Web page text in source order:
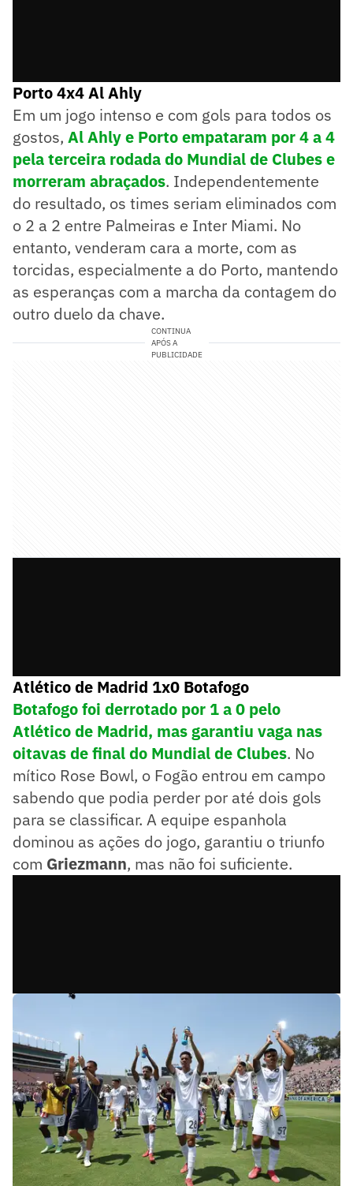
Porto 4x4 Al Ahly
Em um jogo intenso e com gols para todos os
gostos, Al Ahly e Porto empataram por 4 a 4
pela terceira rodada do Mundial de Clubes e
morreram abraçados. Independentemente
do resultado, os times seriam eliminados com
o 2 a 2 entre Palmeiras e Inter Miami. No
entanto, venderam cara a morte, com as
torcidas, especialmente a do Porto, mantendo
as esperanças com a marcha da contagem do
outro duelo da chave.
CONTINUA
APÓS A
PUBLICIDADE
Atlético de Madrid 1x0 Botafogo
Botafogo foi derrotado por 1 a 0 pelo
Atlético de Madrid, mas garantiu vaga nas
oitavas de final do Mundial de Clubes. No
mítico Rose Bowl, o Fogão entrou em campo
sabendo que podia perder por até dois gols
para se classificar. A equipe espanhola
dominou as ações do jogo, garantiu o triunfo
com Griezmann, mas não foi suficiente.